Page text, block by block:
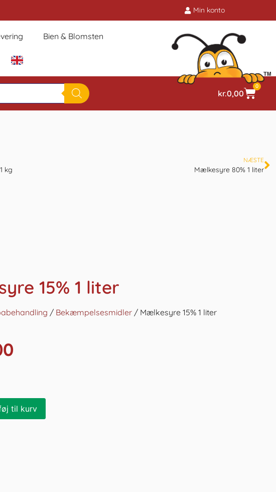
Min konto
Bien & Blomsten
kr.0,00
0
kg
NÆSTE
Mælkesyre 80% 1 liter
15% 1 liter
/ Bekæmpelsesmidler / Mælkesyre 15% 1 liter
til kurv